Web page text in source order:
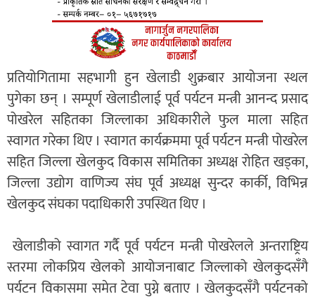
प्रतियोगितामा सहभागी हुन खेलाडी शुक्रबार आयोजना स्थल
पुगेका छन् । सम्पूर्ण खेलाडीलाई पूर्व पर्यटन मन्त्री आनन्द प्रसाद
पोखरेल सहितका जिल्लाका अधिकारीले फुल माला सहित
स्वागत गरेका थिए । स्वागत कार्यक्रममा पूर्व पर्यटन मन्त्री पोखरेल
सहित जिल्ला खेलकुद विकास समितिका अध्यक्ष रोहित खड्का,
जिल्ला उद्योग वाणिज्य संघ पूर्व अध्यक्ष सुन्दर कार्की, विभिन्न
खेलकुद संघका पदाधिकारी उपस्थित थिए ।
खेलाडीको स्वागत गर्दै पूर्व पर्यटन मन्त्री पोखरेलले अन्तराष्ट्रिय
स्तरमा लोकप्रिय खेलको आयोजनाबाट जिल्लाको खेलकुदसँगै
पर्यटन विकासमा समेत टेवा पुग्ने बताए । खेलकुदसँगै पर्यटनको